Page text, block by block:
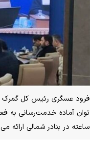
فرود عسگری رئیس کل گمرک
ساعته در بنادر شمالی ارائه